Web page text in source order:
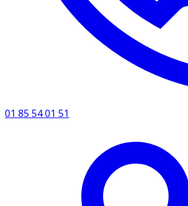
01 85 54 01 51